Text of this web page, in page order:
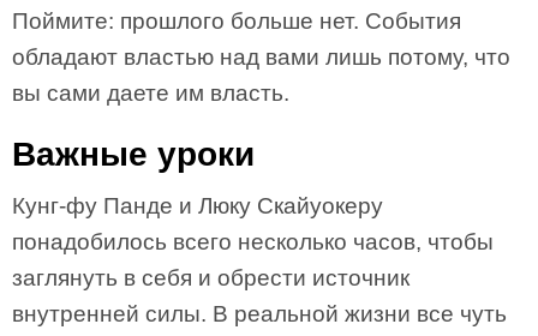
Поймите: прошлого больше нет. События
обладают властью над вами лишь потому, что
вы сами даете им власть.
Важные уроки
Кунг-фу Панде и Люку Скайуокеру
понадобилось всего несколько часов, чтобы
заглянуть в себя и обрести источник
внутренней силы. В реальной жизни все чуть